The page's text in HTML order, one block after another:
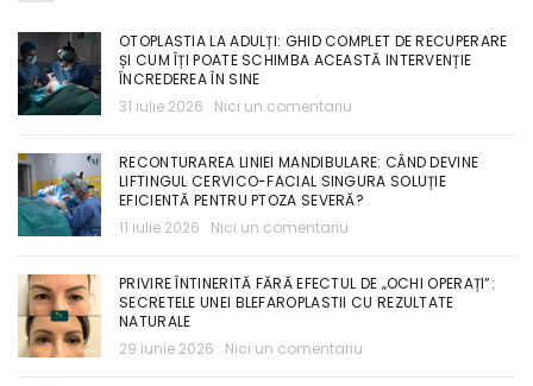
OTOPLASTIA LA ADULȚI: GHID COMPLET DE RECUPERARE
ȘI CUM ÎȚI POATE SCHIMBA ACEASTĂ INTERVENȚIE
ÎNCREDEREA ÎN SINE
31 iulie 2026
Nici un comentariu
RECONTURAREA LINIEI MANDIBULARE: CÂND DEVINE
LIFTINGUL CERVICO-FACIAL SINGURA SOLUȚIE
EFICIENTĂ PENTRU PTOZA SEVERĂ?
11 iulie 2026
Nici un comentariu
PRIVIRE ÎNTINERITĂ FĂRĂ EFECTUL DE „OCHI OPERAȚI”:
SECRETELE UNEI BLEFAROPLASTII CU REZULTATE
NATURALE
29 iunie 2026
Nici un comentariu